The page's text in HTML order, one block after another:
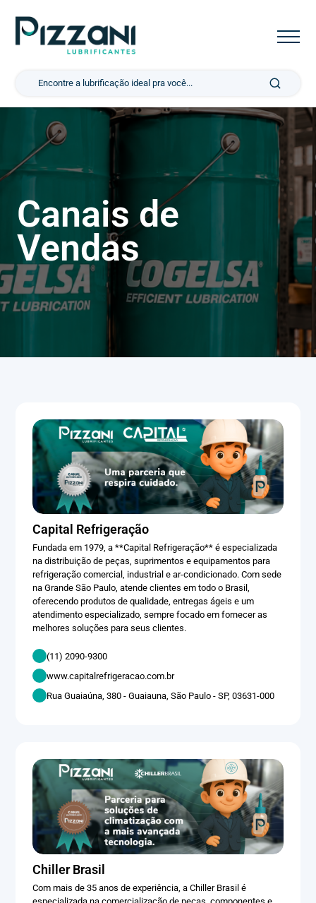
Canais de
Vendas
Capital Refrigeração
Fundada em 1979, a **Capital Refrigeração** é especializada
na distribuição de peças, suprimentos e equipamentos para
refrigeração comercial, industrial e ar-condicionado. Com sede
na Grande São Paulo, atende clientes em todo o Brasil,
oferecendo produtos de qualidade, entregas ágeis e um
atendimento especializado, sempre focado em fornecer as
melhores soluções para seus clientes.
(11) 2090-9300
www.capitalrefrigeracao.com.br
Rua Guaiaúna, 380 - Guaiauna, São Paulo - SP, 03631-000
Chiller Brasil
Com mais de 35 anos de experiência, a Chiller Brasil é